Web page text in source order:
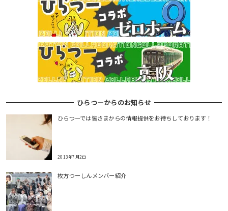
ひらつーからのお知らせ
ひらつーでは皆さまからの情報提供をお待ちしております！
2013年7月2日
枚方つーしんメンバー紹介